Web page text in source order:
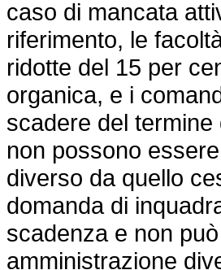
caso di mancata
riferimento, le
ridotte del 15 per
organica, e i
scadere del
non possono
diverso da quello
domanda di
scadenza e non
amministrazione